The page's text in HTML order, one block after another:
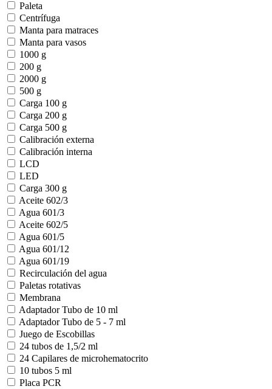
Paleta
Centrífuga
Manta para matraces
Manta para vasos
1000 g
200 g
2000 g
500 g
Carga 100 g
Carga 200 g
Carga 500 g
Calibración externa
Calibración interna
LCD
LED
Carga 300 g
Aceite 602/3
Agua 601/3
Aceite 602/5
Agua 601/5
Agua 601/12
Agua 601/19
Recirculación del agua
Paletas rotativas
Membrana
Adaptador Tubo de 10 ml
Adaptador Tubo de 5 - 7 ml
Juego de Escobillas
24 tubos de 1,5/2 ml
24 Capilares de microhematocrito
10 tubos 5 ml
Placa PCR